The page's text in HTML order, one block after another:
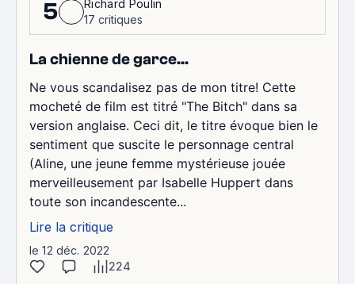
5
Richard Poulin
17 critiques
La chienne de garce...
Ne vous scandalisez pas de mon titre! Cette
mocheté de film est titré "The Bitch" dans sa
version anglaise. Ceci dit, le titre évoque bien le
sentiment que suscite le personnage central
(Aline, une jeune femme mystérieuse jouée
merveilleusement par Isabelle Huppert dans
toute son incandescente...
Lire la critique
le 12 déc. 2022
224